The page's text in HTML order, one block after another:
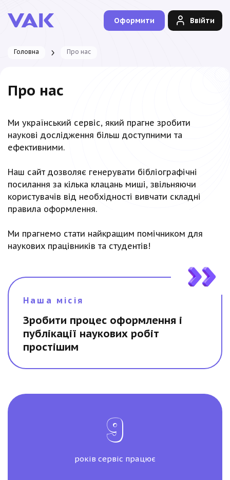
Оформити Ввійти
Головна Про нас
Про нас
Ми український сервіс, який прагне зробити
наукові дослідження більш доступними та
ефективними.
Наш сайт дозволяє генерувати бібліографічні
посилання за кілька клацань миші, звільняючи
користувачів від необхідності вивчати складні
правила оформлення.
Ми прагнемо стати найкращим помічником для
наукових працівників та студентів!
Наша місія
Зробити процес оформлення і
публікації наукових робіт
простішим
9
років сервіс працює